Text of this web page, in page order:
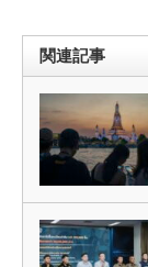
関連記事